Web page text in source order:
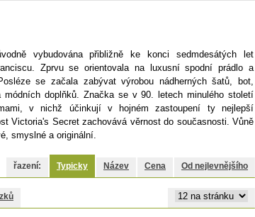
vybudována přibližně ke konci sedmdesátých let
Zprvu se orientovala na luxusní spodní prádlo a
se začala zabývatvýrobou nádherných šatů, bot,
doplňků. Značka se v 90. letech minulého století
v nichž účinkují v hojném zastoupení ty nejlepší
Victoria's Secret zachovává věrnost do současnosti. Vůně
smyslné a originální.
řazení: Typicky Název Cena Od nejlevnějšího